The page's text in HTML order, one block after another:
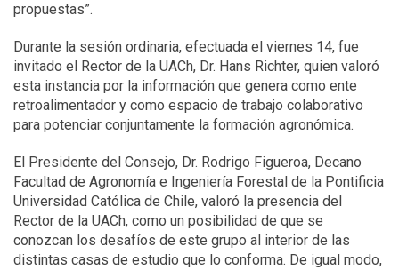
propuestas”.
Durante la sesión ordinaria, efectuada el viernes 14, fue
invitado el Rector de la UACh, Dr. Hans Richter, quien valoró
esta instancia por la información que genera como ente
retroalimentador y como espacio de trabajo colaborativo
para potenciar conjuntamente la formación agronómica.
El Presidente del Consejo, Dr. Rodrigo Figueroa, Decano
Facultad de Agronomía e Ingeniería Forestal de la Pontificia
Universidad Católica de Chile, valoró la presencia del
Rector de la UACh, como un posibilidad de que se
conozcan los desafíos de este grupo al interior de las
distintas casas de estudio que lo conforma. De igual modo,